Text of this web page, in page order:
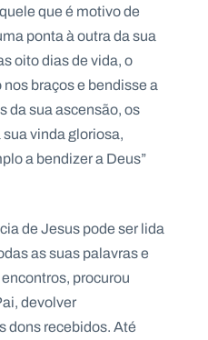
que é motivo de
ponta à outra da sua
oito dias de vida, o
braços e bendisse a
da sua ascensão, os
vinda gloriosa,
a bendizer a Deus”
de Jesus pode ser lida
as suas palavras e
procurou
devolver
dons recebidos. Até